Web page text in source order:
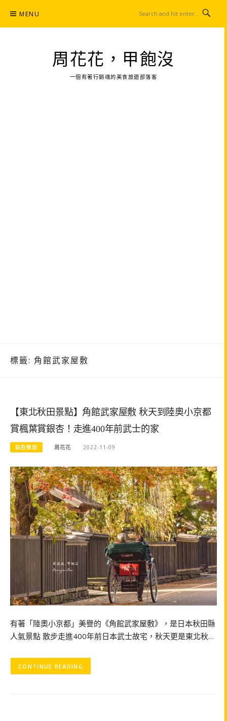
content
MENU
周花花，甲飽沒
一個有著行銷魂的美食旅遊部落客
標籤: 角館武家屋敷
【東北秋田景點】角館武家屋敷 秋天到陸奧小京都
賞楓葉賞銀杏！走進400年前武士的家
玩在秋田 周花花 2022-11-09
有著「陸奧小京都」美譽的《角館武家屋敷》，是日本秋田縣
人氣景點 散步走進400年前日本武士故宅，秋天更是東北秋…
CONTINUE READING